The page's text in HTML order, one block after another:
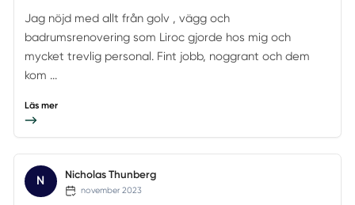
Jag nöjd med allt från golv , vägg och
badrumsrenovering som Liroc gjorde hos mig och
mycket trevlig personal. Fint jobb, noggrant och dem
kom ...
Läs mer
N Nicholas Thunberg
november 2023